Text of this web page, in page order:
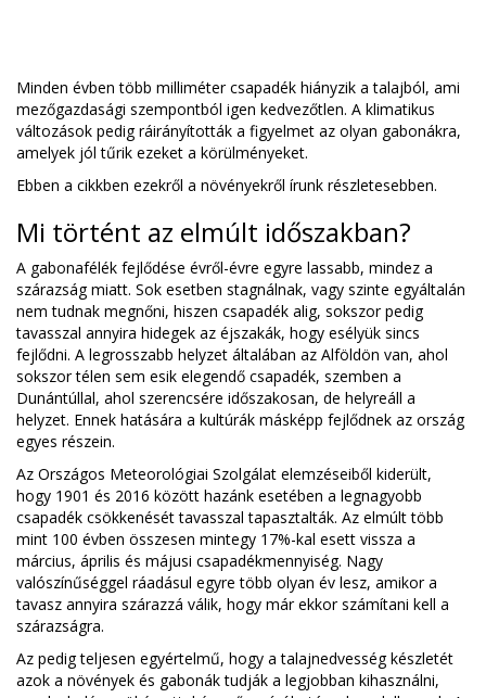
Minden évben több milliméter csapadék hiányzik a talajból, ami
mezőgazdasági szempontból igen kedvezőtlen. A klimatikus
változások pedig ráirányították a figyelmet az olyan gabonákra,
amelyek jól tűrik ezeket a körülményeket.
Ebben a cikkben ezekről a növényekről írunk részletesebben.
Mi történt az elmúlt időszakban?
A gabonafélék fejlődése évről-évre egyre lassabb, mindez a
szárazság miatt. Sok esetben stagnálnak, vagy szinte egyáltalán
nem tudnak megnőni, hiszen csapadék alig, sokszor pedig
tavasszal annyira hidegek az éjszakák, hogy esélyük sincs
fejlődni. A legrosszabb helyzet általában az Alföldön van, ahol
sokszor télen sem esik elegendő csapadék, szemben a
Dunántúllal, ahol szerencsére időszakosan, de helyreáll a
helyzet. Ennek hatására a kultúrák másképp fejlődnek az ország
egyes részein.
Az Országos Meteorológiai Szolgálat elemzéseiből kiderült,
hogy 1901 és 2016 között hazánk esetében a legnagyobb
csapadék csökkenését tavasszal tapasztalták. Az elmúlt több
mint 100 évben összesen mintegy 17%-kal esett vissza a
március, április és májusi csapadékmennyiség. Nagy
valószínűséggel ráadásul egyre több olyan év lesz, amikor a
tavasz annyira szárazzá válik, hogy már ekkor számítani kell a
szárazságra.
Az pedig teljesen egyértelmű, hogy a talajnedvesség készletét
azok a növények és gabonák tudják a legjobban kihasználni,